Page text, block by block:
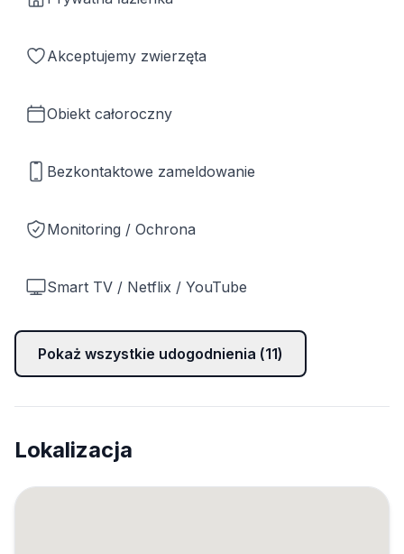
Akceptujemy zwierzęta
Obiekt całoroczny
Bezkontaktowe zameldowanie
Monitoring / Ochrona
Smart TV / Netflix / YouTube
Pokaż wszystkie udogodnienia (11)
Lokalizacja